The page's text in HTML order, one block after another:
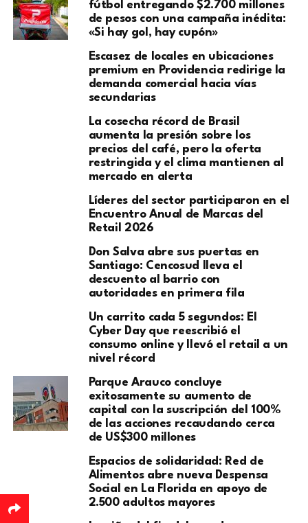
fútbol entregando $2.700 millones
de pesos con una campaña inédita:
«Si hay gol, hay cupón»
Escasez de locales en ubicaciones
premium en Providencia redirige la
demanda comercial hacia vías
secundarias
La cosecha récord de Brasil
aumenta la presión sobre los
precios del café, pero la oferta
restringida y el clima mantienen al
mercado en alerta
Líderes del sector participaron en el
Encuentro Anual de Marcas del
Retail 2026
Don Salva abre sus puertas en
Santiago: Cencosud lleva el
descuento al barrio con
autoridades en primera fila
Un carrito cada 5 segundos: El
Cyber Day que reescribió el
consumo online y llevó el retail a un
nivel récord
Parque Arauco concluye
exitosamente su aumento de
capital con la suscripción del 100%
de las acciones recaudando cerca
de US$300 millones
Espacios de solidaridad: Red de
Alimentos abre nueva Despensa
Social en La Florida en apoyo de
2.500 adultos mayores